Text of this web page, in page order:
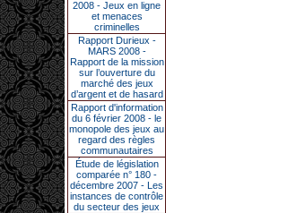
2008 - Jeux en ligne
et menaces
criminelles
Rapport Durieux -
MARS 2008 -
Rapport de la mission
sur l’ouverture du
marché des jeux
d’argent et de hasard
Rapport d'information
du 6 février 2008 - le
monopole des jeux au
regard des règles
communautaires
Étude de législation
comparée n° 180 -
décembre 2007 - Les
instances de contrôle
du secteur des jeux